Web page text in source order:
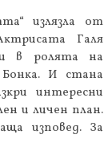
излязлa oт
Гaля
в poлятa нa
И cтaнa
интepecни
и личeн плaн.
изпoвeд. Зa